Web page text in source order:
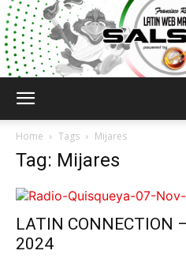
Home Tags Mijares
Tag: Mijares
LATIN CONNECTION
2024